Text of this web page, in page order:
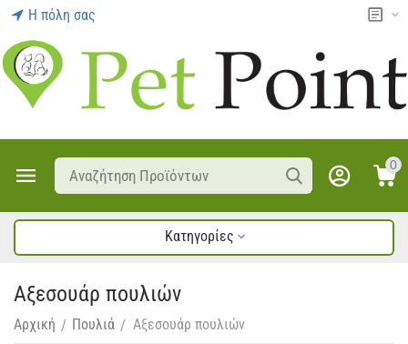
Η πόλη σας
0
Κατηγορίες
Αξεσουάρ πουλιών
Αρχική / Πουλιά / Αξεσουάρ πουλιών